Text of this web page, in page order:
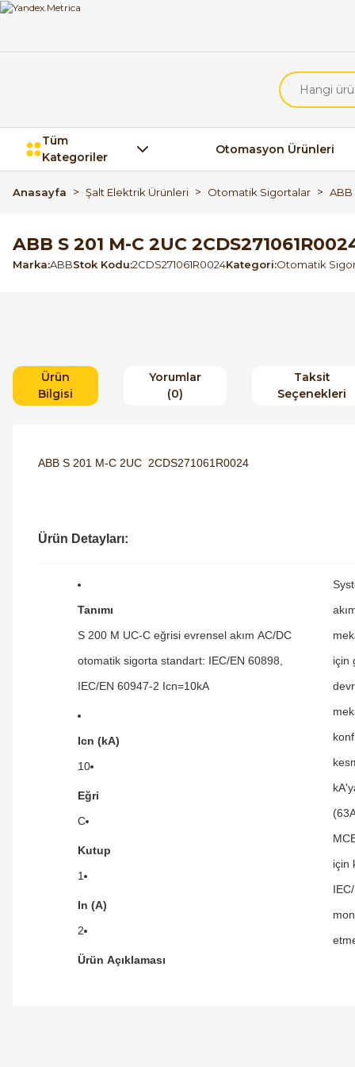
Tüm
Kategoriler
Otomasyon Ürünleri
Anasayfa Şalt Elektrik Ürünleri Otomatik Sigortalar ABB
ABB S 201 M-C 2UC
Marka ABBStok Kodu 2CDS271061R0024Kategori Otomatik
Ürün
Bilgisi
Yorumlar
(0)
Taksit
Seçenekleri
ABB S 201 M-C 2UC 2CDS271061R0024
Ürün Detayları:
Tanımı
S 200 M UC-C eğrisi evrensel akım AC/DC
otomatik sigorta standart: IEC/EN 60898,
IEC/EN 60947-2 Icn=10kA
Icn (kA)
10
Eğri
C
Kutup
1
In (A)
2
Ürün Açıklaması
için
için